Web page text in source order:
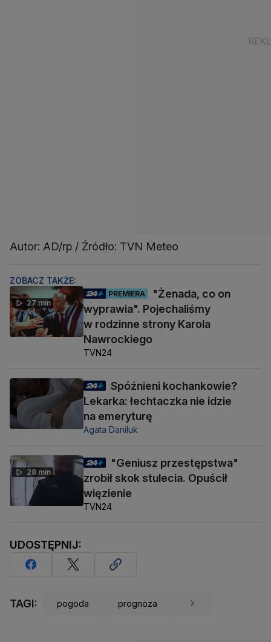
Autor: AD/rp / Źródło: TVN Meteo
ZOBACZ TAKŻE:
27 min
PREMIERA
"Żenada, co on
wyprawia". Pojechaliśmy
w rodzinne strony Karola
Nawrockiego
TVN24
Spóźnieni kochankowie?
Lekarka: łechtaczka nie idzie
na emeryturę
Agata Daniluk
28 min
"Geniusz przestępstwa"
zrobił skok stulecia. Opuścił
więzienie
TVN24
UDOSTĘPNIJ:
TAGI: pogoda prognoza